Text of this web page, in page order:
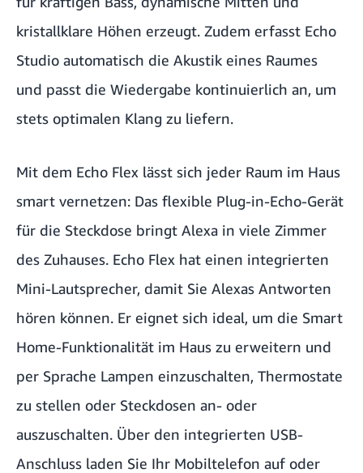
kristallklare Höhen erzeugt. Zudem erfasst Echo
Studio automatisch die Akustik eines Raumes
und passt die Wiedergabe kontinuierlich an, um
stets optimalen Klang zu liefern.
Mit dem Echo Flex lässt sich jeder Raum im Haus
smart vernetzen: Das flexible Plug-in-Echo-Gerät
für die Steckdose bringt Alexa in viele Zimmer
des Zuhauses. Echo Flex hat einen integrierten
Mini-Lautsprecher, damit Sie Alexas Antworten
hören können. Er eignet sich ideal, um die Smart
Home-Funktionalität im Haus zu erweitern und
per Sprache Lampen einzuschalten, Thermostate
zu stellen oder Steckdosen an- oder
auszuschalten. Über den integrierten USB-
Anschluss laden Sie Ihr Mobiltelefon auf oder